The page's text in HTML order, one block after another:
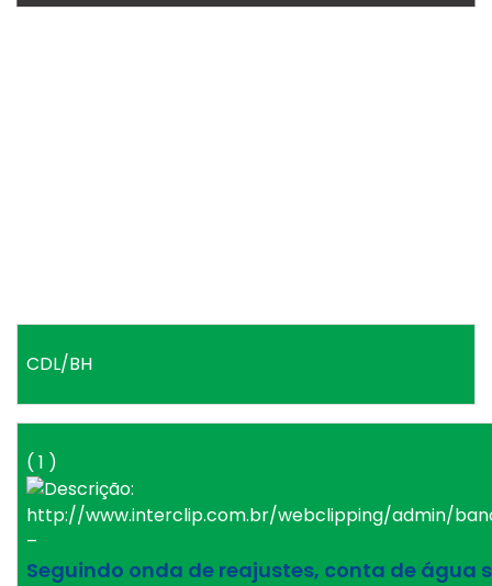
CDL/BH
( 1 )
–
Seguindo onda de reajustes, conta de água